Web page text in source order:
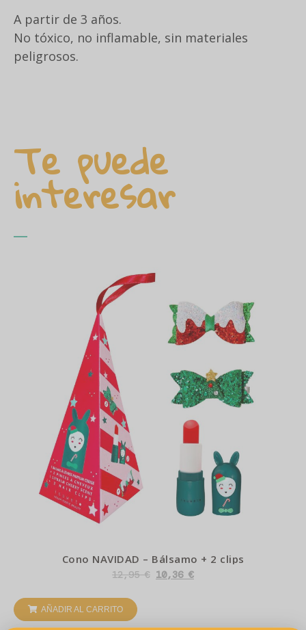
A partir de 3 años.
No tóxico, no inflamable, sin materiales
peligrosos.
Te puede
interesar
Cono NAVIDAD – Bálsamo + 2 clips
12,95€ 10,36 €
AÑADIR AL CARRITO